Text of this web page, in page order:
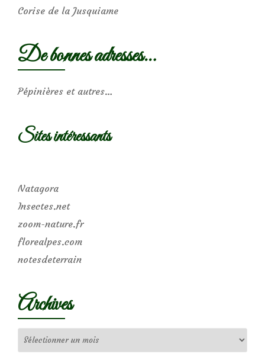
Corise de la Jusquiame
De bonnes adresses…
Pépinières et autres…
Sites intéressants
Natagora
Insectes.net
zoom-nature.fr
florealpes.com
notesdeterrain
Archives